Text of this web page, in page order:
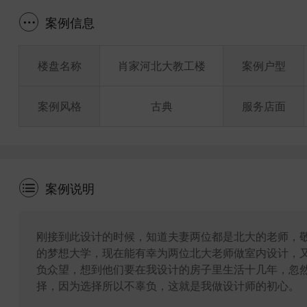
案例信息
楼盘名称
案例风格
肖家河北大教工楼
古典
案例户型
服务店面
案例说明
刚接到此设计的时候，知道夫妻两位都是北大的老师
的梦想大学，现在能有幸为两位北大老师做室内设计
负众望，想到他们要在我设计的房子里生活十几年，
择，因为选择所以不辜负，这就是我做设计师的初心。